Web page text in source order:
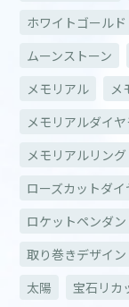
ホワイトゴールド
ムーンストーン
メモリアル
メ
メモリアルダイ
メモリアルリング
ローズカットダイ
ロケットペンダン
取り巻きデザイン
太陽
宝石リカ